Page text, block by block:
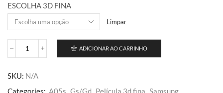
através
R$ 50,00
ESCOLHA 3D FINA
Limpar
A05s
ADICIONAR AO CARRINHO
SKU: N/A
Categories: A05s, Gs/Gd, Película 3d fina, Samsung